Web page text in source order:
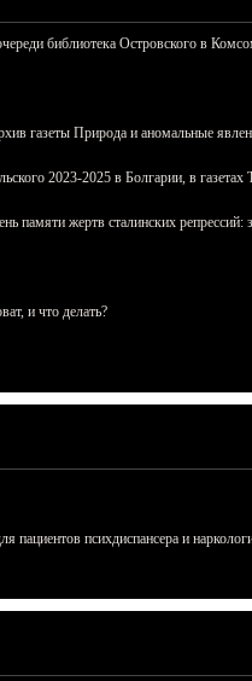
библиотека Островского в
газеты Природа и аномальные
2023-2025 в Болгарии, в
памяти жертв сталинских репрессий:
и что делать?
пациентов психдиспансера и